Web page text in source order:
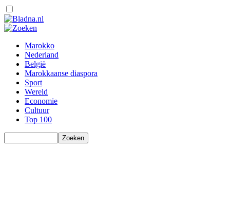
Marokko
Nederland
België
Marokkaanse diaspora
Sport
Wereld
Economie
Cultuur
Top 100